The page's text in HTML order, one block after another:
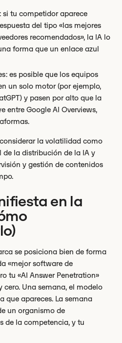
si tu competidor aparece
del tipo «las mejores
recomendados», la IA lo
forma que un enlace azul
es posible que los equipos
un solo motor (por ejemplo,
y pasen por alto que la
entre Google AI Overviews,
la volatilidad como
la distribución de la IA y
y gestión de contenidos
en la
se posiciona bien de forma
«mejor software de
tu «AI Answer Penetration»
Una semana, el modelo
que apareces. La semana
un organismo de
de la competencia, y tu